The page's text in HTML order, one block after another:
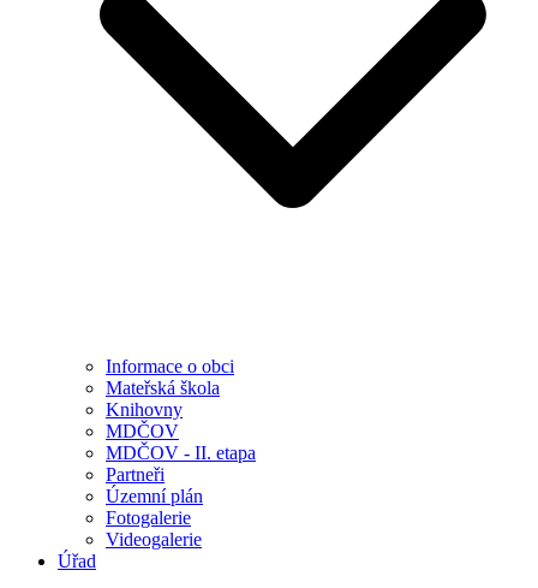
Informace o obci
Mateřská škola
Knihovny
MDČOV
MDČOV - II. etapa
Partneři
Územní plán
Fotogalerie
Videogalerie
Úřad